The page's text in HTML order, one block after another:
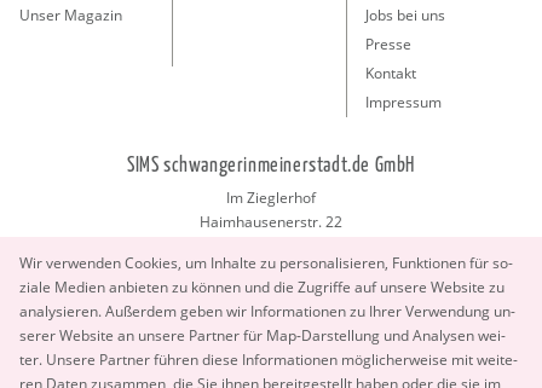
Wir ver­wen­den Coo­kies, um In­hal­te zu per­so­na­li­sie­ren, Funk­tio­nen für so­
zia­le Me­di­en an­bie­ten zu kön­nen und die Zu­grif­fe auf un­se­re Web­site zu
ana­ly­sie­ren. Au­ßer­dem geben wir In­for­ma­tio­nen zu Ihrer Ver­wen­dung un­
se­rer Web­site an un­se­re Part­ner für Map-Dar­stel­lung und Ana­ly­sen wei­
ter. Un­se­re Part­ner füh­ren diese In­for­ma­tio­nen mög­li­cher­wei­se mit wei­te­
ren Daten zu­sam­men, die Sie ihnen be­reit­ge­stellt haben oder die sie im
Unser Magazin
Jobs bei uns
Presse
Kontakt
Impressum
SIMS schwangerinmeinerstadt.de GmbH
Im Zieglerhof
Haimhausenerstr. 22
info@schwangerinmeinerstadt.de